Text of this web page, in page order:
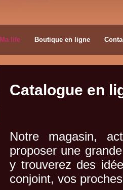
Ma life Boutique en ligne
Catalogue en
Notre magasin,
proposer une
y trouverez des
conjoint, vos